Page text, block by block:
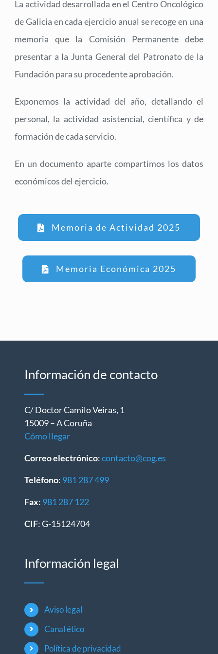
La actividad desarrollada en el Centro Oncológico
de Galicia en cada ejercicio anual se recoge en una
memoria que la Comisión Permanente debe
presentar a la Junta General del Patronato de la
Fundación para su procedente aprobación.
Exponemos la actividad del año, detallando el
personal, la actividad asistencial, científica y de
formación de cada servicio.
En un documento aparte compartimos los datos
económicos del ejercicio.
Memoria de Actividad 2025
Memoria Económica 2025
Información de contacto
C/ Doctor Camilo Veiras, 1
15009 – A Coruña
Cómo llegar
Correo electrónico:contacto@cog.es
Teléfono: 981 287 499
Fax: 981 287 122
CIF: G-15124704
Información legal
Aviso legal
Canal ético
Política de privacidad